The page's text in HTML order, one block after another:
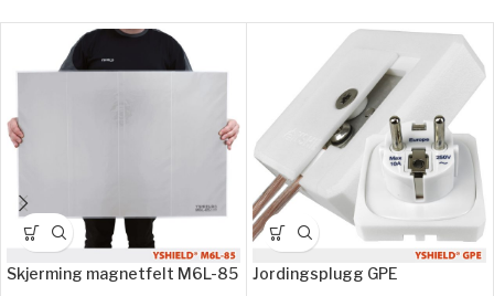
Skjerming magnetfelt M6L-85 Jordingsplugg GPE